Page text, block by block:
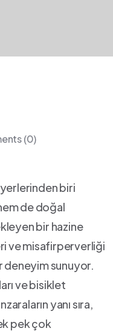
(0)
biri
de doğal
bir hazine
ve misafirperverliği
deneyim sunuyor.
ve bisiklet
yanı sıra,
pek⁢ çok